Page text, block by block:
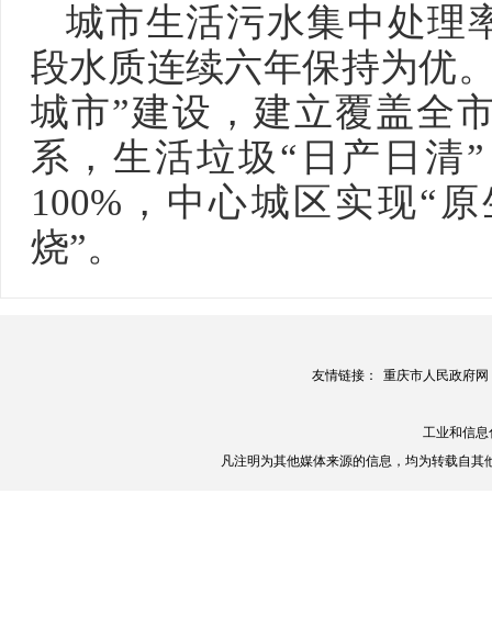
城市生活污水集中处理
段水质连续六年保持为优
城市”建设，建立覆盖全
系，生活垃圾“日产日清
100%，中心城区实现“
烧”。
友情链接： 重庆市人民政府网
工业和信
凡注明为其他媒体来源的信息，均为转载自